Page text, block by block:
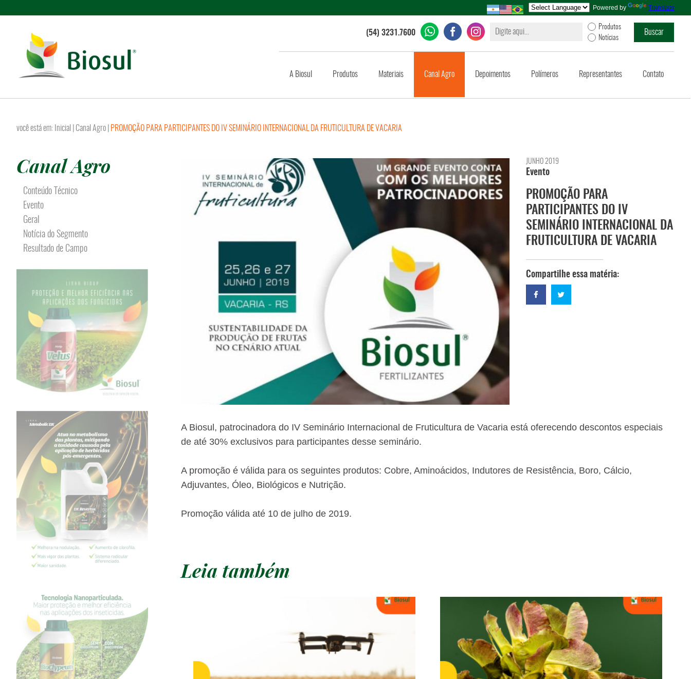
Powered by Translate
Produtos
Notícias
(54) 3231.7600
A Biosul Produtos Materiais Canal Agro Depoimentos Polímeros Representantes Contato
você está em: Inicial Canal Agro PROMOÇÃO PARA PARTICIPANTES DO IV SEMINÁRIO INTERNACIONAL DA FRUTICULTURA DE VACARIA
Canal Agro
Conteúdo Técnico
Evento
Geral
Notícia do Segmento
Resultado de Campo
JUNHO 2019
Evento
PROMOÇÃO PARA
PARTICIPANTES DO IV
SEMINÁRIO INTERNACIONAL DA
FRUTICULTURA DE VACARIA
Compartilhe essa matéria:
A Biosul, patrocinadora do IV Seminário Internacional de Fruticultura de Vacaria está oferecendo descontos especiais
de até 30% exclusivos para participantes desse seminário.
A promoção é válida para os seguintes produtos: Cobre, Aminoácidos, Indutores de Resistência, Boro, Cálcio,
Adjuvantes, Óleo, Biológicos e Nutrição.
Promoção válida até 10 de julho de 2019.
Leia também